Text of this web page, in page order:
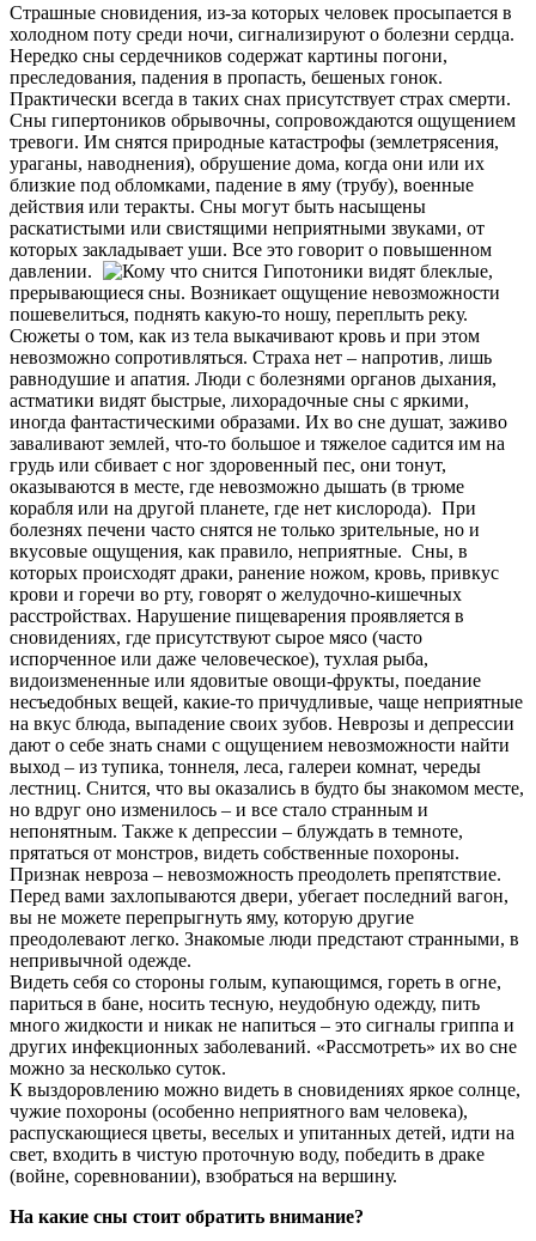
Страшные сновидения, из-за которых человек просыпается в
холодном поту среди ночи, сигнализируют о болезни сердца.
Нередко сны сердечников содержат картины погони,
преследования, падения в пропасть, бешеных гонок.
Практически всегда в таких снах присутствует страх смерти.
Сны гипертоников обрывочны, сопровождаются ощущением
тревоги. Им снятся природные катастрофы (землетрясения,
ураганы, наводнения), обрушение дома, когда они или их
близкие под обломками, падение в яму (трубу), военные
действия или теракты. Сны могут быть насыщены
раскатистыми или свистящими неприятными звуками, от
которых закладывает уши. Все это говорит о повышенном
давлении.
Гипотоники видят блеклые,
прерывающиеся сны. Возникает ощущение невозможности
пошевелиться, поднять какую-то ношу, переплыть реку.
Сюжеты о том, как из тела выкачивают кровь и при этом
невозможно сопротивляться. Страха нет – напротив, лишь
равнодушие и апатия. Люди с болезнями органов дыхания,
астматики видят быстрые, лихорадочные сны с яркими,
иногда фантастическими образами. Их во сне душат, заживо
заваливают землей, что-то большое и тяжелое садится им на
грудь или сбивает с ног здоровенный пес, они тонут,
оказываются в месте, где невозможно дышать (в трюме
корабля или на другой планете, где нет кислорода). При
болезнях печени часто снятся не только зрительные, но и
вкусовые ощущения, как правило, неприятные. Сны, в
которых происходят драки, ранение ножом, кровь, привкус
крови и горечи во рту, говорят о желудочно-кишечных
расстройствах. Нарушение пищеварения проявляется в
сновидениях, где присутствуют сырое мясо (часто
испорченное или даже человеческое), тухлая рыба,
видоизмененные или ядовитые овощи-фрукты, поедание
несъедобных вещей, какие-то причудливые, чаще неприятные
на вкус блюда, выпадение своих зубов. Неврозы и депрессии
дают о себе знать снами с ощущением невозможности найти
выход – из тупика, тоннеля, леса, галереи комнат, череды
лестниц. Снится, что вы оказались в будто бы знакомом месте,
но вдруг оно изменилось – и все стало странным и
непонятным. Также к депрессии – блуждать в темноте,
прятаться от монстров, видеть собственные похороны.
Признак невроза – невозможность преодолеть препятствие.
Перед вами захлопываются двери, убегает последний вагон,
вы не можете перепрыгнуть яму, которую другие
преодолевают легко. Знакомые люди предстают странными, в
непривычной одежде.
Видеть себя со стороны голым, купающимся, гореть в огне,
париться в бане, носить тесную, неудобную одежду, пить
много жидкости и никак не напиться – это сигналы гриппа и
других инфекционных заболеваний. «Рассмотреть» их во сне
можно за несколько суток.
К выздоровлению можно видеть в сновидениях яркое солнце,
чужие похороны (особенно неприятного вам человека),
распускающиеся цветы, веселых и упитанных детей, идти на
свет, входить в чистую проточную воду, победить в драке
(войне, соревновании), взобраться на вершину.
На какие сны стоит обратить внимание?